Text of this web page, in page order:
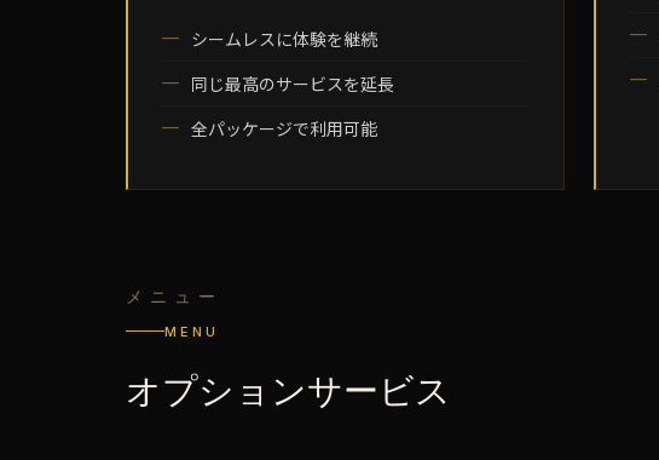
シームレスに体験を継続
同じ最高のサービスを延長
全パッケージで利用可能
メニュー
MENU
オプションサービス